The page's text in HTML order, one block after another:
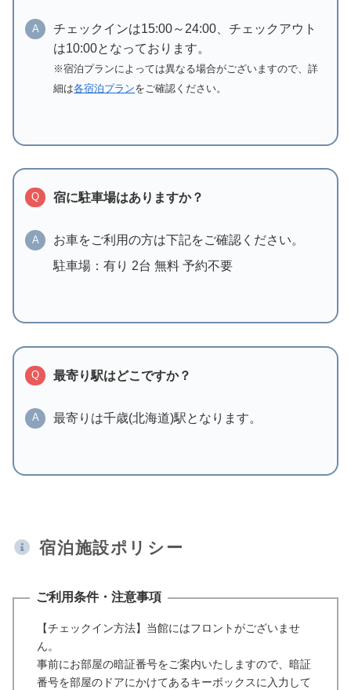
A
チェックインは15:00～24:00、チェックアウト
は10:00となっております。
※宿泊プランによっては異なる場合がございますので、詳
細は各宿泊プランをご確認ください。
Q 宿に駐車場はありますか？
A
お車をご利用の方は下記をご確認ください。
駐車場：有り 2台 無料 予約不要
Q 最寄り駅はどこですか？
A 最寄りは千歳(北海道)駅となります。
宿泊施設ポリシー
ご利用条件・注意事項
【チェックイン方法】当館にはフロントがございませ
ん。
事前にお部屋の暗証番号をご案内いたしますので、暗証
番号を部屋のドアにかけてあるキーボックスに入力して